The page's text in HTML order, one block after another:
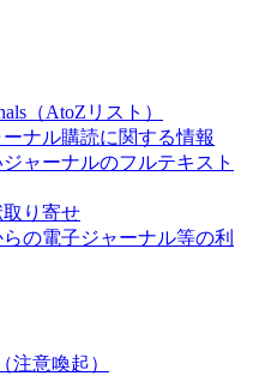
（AtoZリスト）
ナル購読に関する情報
ャーナルのフルテキスト
り寄せ
の電子ジャーナル等の利
注意喚起）